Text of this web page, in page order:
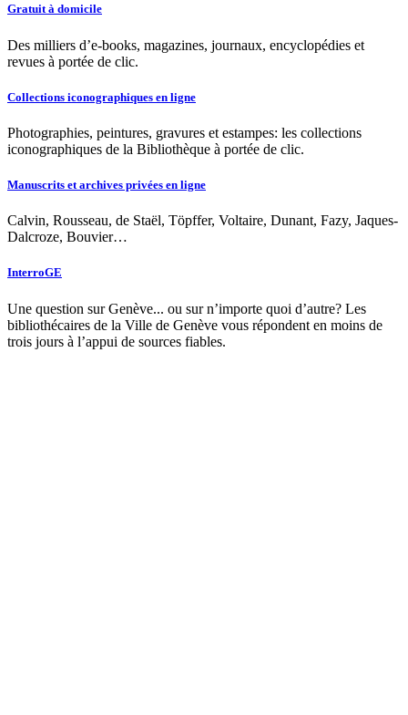
Gratuit à domicile
Des milliers d’e-books, magazines, journaux, encyclopédies et
revues à portée de clic.
Collections iconographiques en ligne
Photographies, peintures, gravures et estampes: les collections
iconographiques de la Bibliothèque à portée de clic.
Manuscrits et archives privées en ligne
Calvin, Rousseau, de Staël, Töpffer, Voltaire, Dunant, Fazy, Jaques-
Dalcroze, Bouvier…
InterroGE
Une question sur Genève... ou sur n’importe quoi d’autre? Les
bibliothécaires de la Ville de Genève vous répondent en moins de
trois jours à l’appui de sources fiables.